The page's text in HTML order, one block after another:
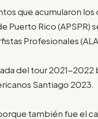
que acumularon
Puerto Rico (APSPR)
Profesionales
del tour 2021-
Santiago 2023.
también fue el